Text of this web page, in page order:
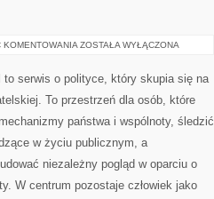
KOMENTOWANIA POLITYKA
ZOSTAŁA WYŁĄCZONA
to serwis o polityce, który skupia się na
To przestrzeń dla osób, które
państwa i wspólnoty, śledzić
w życiu publicznym, a
niezależny pogląd w oparciu o
W centrum pozostaje człowiek jako